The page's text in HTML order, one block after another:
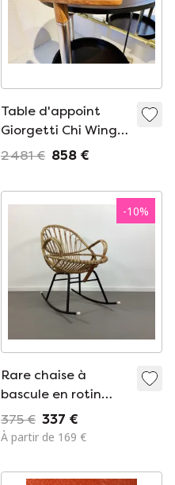
Table d'appoint
Giorgetti Chi Wing
Lo 60960 EOS à
2 481 € 858 €
-10%
Rare chaise à
bascule en rotin
Rohé Noordwolde
design vintage
375 € 337 €
À partir de 169 €